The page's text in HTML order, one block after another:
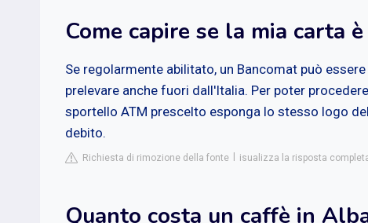
Come capire se la mia carta
Se regolarmente abilitato, un Bancomat può
prelevare anche fuori dall'Italia. Per poter
sportello ATM prescelto esponga lo stesso logo
debito.
Richiesta di rimozione della fonte isualizza la risposta
Quanto costa un caffè in